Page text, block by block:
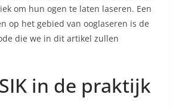
om hun ogen te laten laseren. Een
op het gebied van ooglaseren is de
die we in dit artikel zullen
in de praktijk